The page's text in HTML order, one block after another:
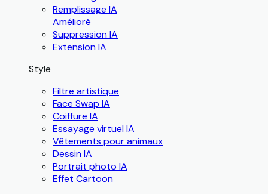
Remplissage IA
Amélioré
Suppression IA
Extension IA
Style
Filtre artistique
Face Swap IA
Coiffure IA
Essayage virtuel IA
Vêtements pour animaux
Dessin IA
Portrait photo IA
Effet Cartoon